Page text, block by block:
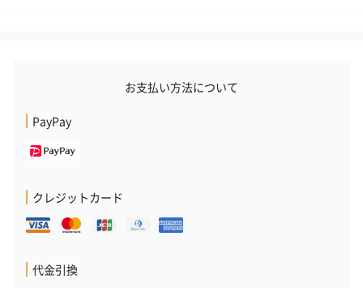
お支払い方法について
PayPay
クレジットカード
代金引換